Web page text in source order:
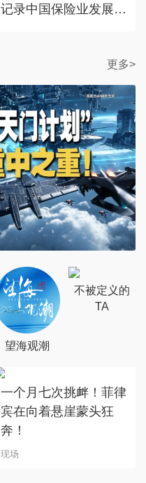
记录中国保险业发展历
更多>
望海观潮
不被定义的
TA
一个月七次挑衅！菲律
宾在向着悬崖蒙头狂
奔！
现场